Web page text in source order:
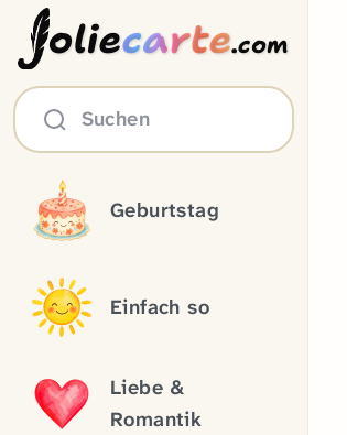
oliecarte.com
Suchen
Geburtstag
Einfach so
Liebe &
Romantik